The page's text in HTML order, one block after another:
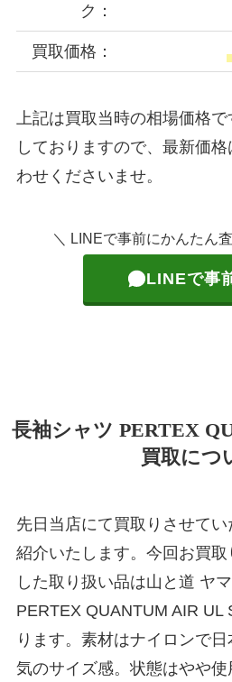
ク：
買取価格：
上記は買取当時の相場価格
しておりますので、最新価
わせくださいませ。
＼ LINEで事前にかんたん
LINEで事
長袖シャツ PERTEX
買取につ
先日当店にて買取りさせて
紹介いたします。今回お買取
した取り扱い品は山と道 ヤ
PERTEX QUANTUM AIR UL
ります。素材はナイロンで
気のサイズ感。状態はやや